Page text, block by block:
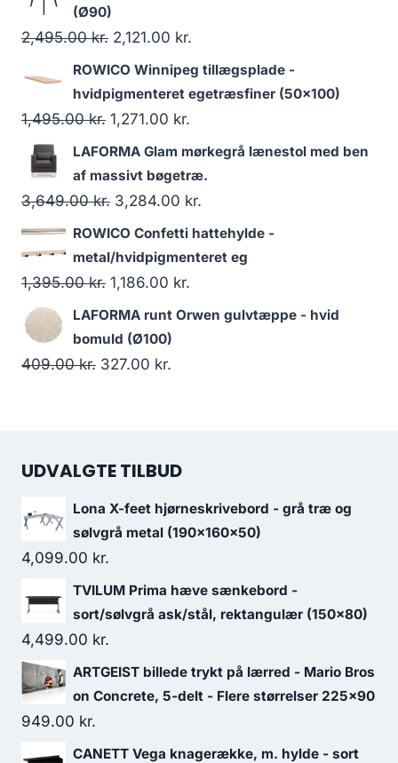
(Ø90)
2,495.00kr. 2,121.00 kr.
ROWICO Winnipeg tillægsplade -
hvidpigmenteret egetræsfiner (50x100)
1,495.00kr. 1,271.00 kr.
LAFORMA Glam mørkegrå lænestol med ben
af massivt bøgetræ.
3,649.00kr. 3,284.00 kr.
ROWICO Confetti hattehylde -
metal/hvidpigmenteret eg
1,395.00kr. 1,186.00 kr.
LAFORMA runt Orwen gulvtæppe - hvid
bomuld (Ø100)
409.00kr. 327.00 kr.
UDVALGTE TILBUD
Lona X-feet hjørneskrivebord - grå træ og
sølvgrå metal (190x160x50)
4,099.00 kr.
TVILUM Prima hæve sænkebord -
sort/sølvgrå ask/stål, rektangulær (150x80)
4,499.00 kr.
ARTGEIST billede trykt på lærred - Mario Bros
on Concrete, 5-delt - Flere størrelser 225x90
949.00 kr.
CANETT Vega knagerække, m. hylde - sort